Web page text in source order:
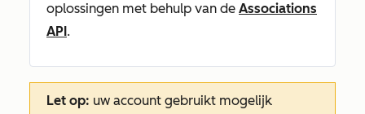
oplossingen met behulp van de Associations
API .
Let op: uw account gebruikt mogelijk